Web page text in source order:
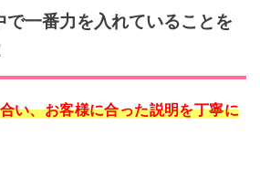
で一番力を入れていることを
い、お客様に合った説明を丁寧に